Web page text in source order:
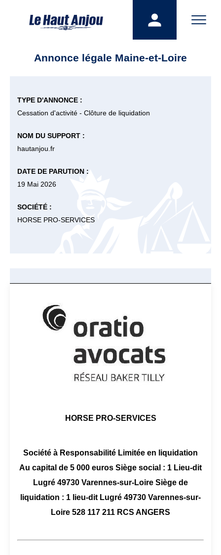
Annonce légale Maine-et-Loire
TYPE D'ANNONCE :
Cessation d'activité - Clôture de liquidation
NOM DU SUPPORT :
hautanjou.fr
DATE DE PARUTION :
19 Mai 2026
SOCIÉTÉ :
HORSE PRO-SERVICES
HORSE PRO-SERVICES
Société à Responsabilité Limitée en liquidation
Au capital de 5 000 euros Siège social : 1 Lieu-dit
Lugré 49730 Varennes-sur-Loire Siège de
liquidation : 1 lieu-dit Lugré 49730 Varennes-sur-
Loire 528 117 211 RCS ANGERS